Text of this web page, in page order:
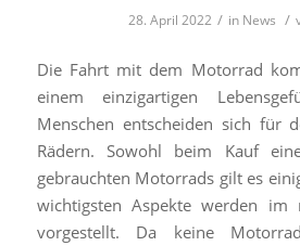
28. April 2022 / in News /
Die Fahrt mit dem Motorrad
einem einzigartigen
Menschen entscheiden sich für
Rädern. Sowohl beim Kauf
gebrauchten Motorrads gilt es
wichtigsten Aspekte werden im
vorgestellt. Da keine